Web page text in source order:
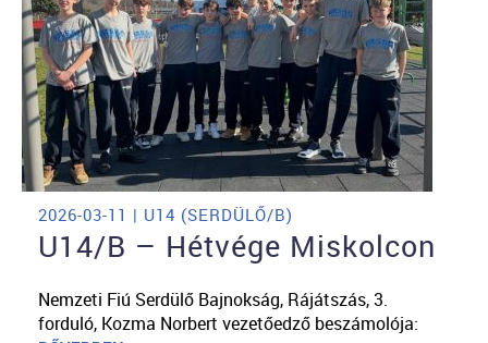
2026-03-11 | U14 (SERDÜLŐ/B)
U14/B – Hétvége Miskolcon
Nemzeti Fiú Serdülő Bajnokság, Rájátszás, 3.
forduló, Kozma Norbert vezetőedző beszámolója: